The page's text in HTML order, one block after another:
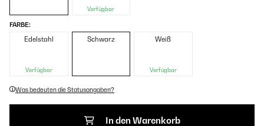
Verfügbar
FARBE:
Edelstahl
Verfügbar
Schwarz Weiß
Verfügbar
Was bedeuten die Statusangaben?
In den Warenkorb